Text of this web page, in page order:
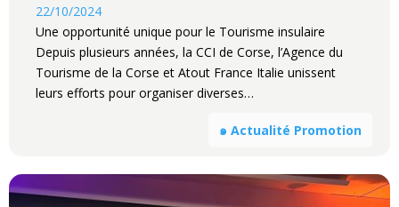
22/10/2024
Une opportunité unique pour le Tourisme insulaire
Depuis plusieurs années, la CCI de Corse, l’Agence du
Tourisme de la Corse et Atout France Italie unissent
leurs efforts pour organiser diverses…
๑ Actualité Promotion